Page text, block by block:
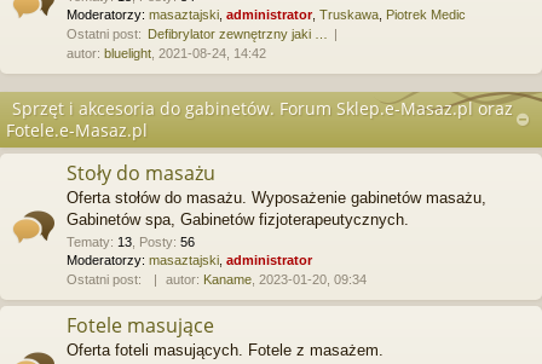
Moderatorzy: masaztajski administrator, Truskawa Piotrek Medic
Ostatni post: Defibrylator zewnętrzny jaki …
autor: bluelight , 2021-08-24, 14:42
Sprzęt i akcesoria do gabinetów. Forum Sklep.e-Masaz.pl oraz
Fotele.e-Masaz.pl
Stoły do masażu
Oferta stołów do masażu. Wyposażenie gabinetów masażu,
Gabinetów spa, Gabinetów fizjoterapeutycznych.
Tematy: 13 Posty: 56
Moderatorzy: masaztajski administrator
Ostatni post:
autor: Kaname , 2023-01-20, 09:34
Fotele masujące
Oferta foteli masujących. Fotele z masażem.